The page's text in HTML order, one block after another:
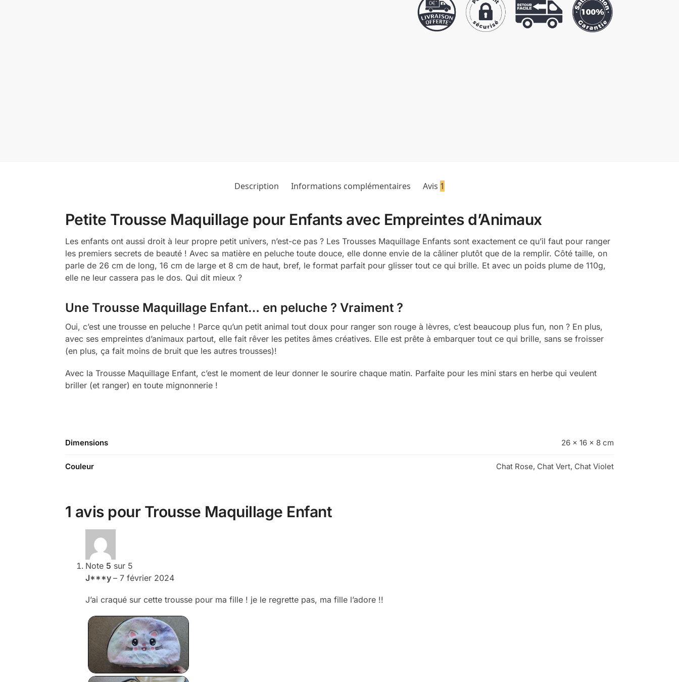
Description Informations complémentaires Avis 1
Petite Trousse Maquillage pour Enfants avec Empreintes d’Animaux
Les enfants ont aussi droit à leur propre petit univers, n’est-ce pas ? Les Trousses Maquillage Enfants sont exactement ce qu’il faut pour ranger
les premiers secrets de beauté ! Avec sa matière en peluche toute douce, elle donne envie de la câliner plutôt que de la remplir. Côté taille, on
parle de 26 cm de long, 16 cm de large et 8 cm de haut, bref, le format parfait pour glisser tout ce qui brille. Et avec un poids plume de 110g,
elle ne leur cassera pas le dos. Qui dit mieux ?
Une Trousse Maquillage Enfant… en peluche ? Vraiment ?
Oui, c’est une trousse en peluche ! Parce qu’un petit animal tout doux pour ranger son rouge à lèvres, c’est beaucoup plus fun, non ? En plus,
avec ses empreintes d’animaux partout, elle fait rêver les petites âmes créatives. Elle est prête à embarquer tout ce qui brille, sans se froisser
(en plus, ça fait moins de bruit que les autres trousses)!
Avec la Trousse Maquillage Enfant, c’est le moment de leur donner le sourire chaque matin. Parfaite pour les mini stars en herbe qui veulent
briller (et ranger) en toute mignonnerie !
Dimensions 26 × 16 × 8 cm
Couleur Chat Rose, Chat Vert, Chat Violet
1 avis pour Trousse Maquillage Enfant
Note 5 sur 5
J***y – 7 février 2024
J’ai craqué sur cette trousse pour ma fille ! je le regrette pas, ma fille l’adore !!